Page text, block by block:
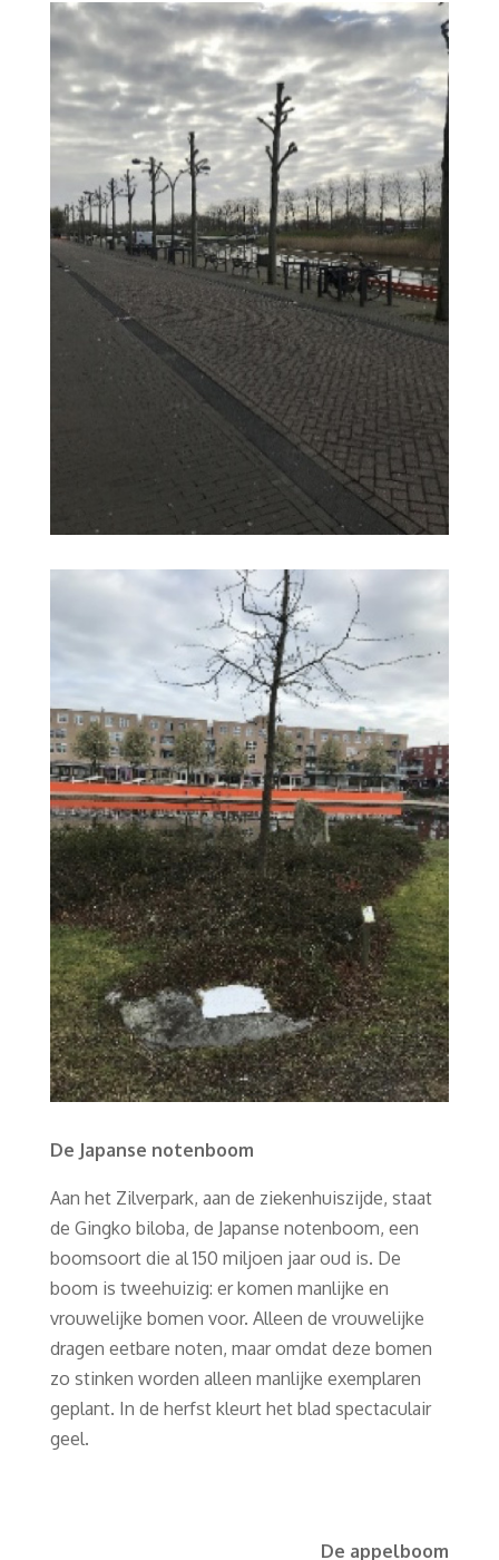
De Japanse notenboom
Aan het Zilverpark, aan de ziekenhuiszijde, staat
de Gingko biloba, de Japanse notenboom, een
boomsoort die al 150 miljoen jaar oud is. De
boom is tweehuizig: er komen manlijke en
vrouwelijke bomen voor. Alleen de vrouwelijke
dragen eetbare noten, maar omdat deze bomen
zo stinken worden alleen manlijke exemplaren
geplant. In de herfst kleurt het blad spectaculair
geel.
De appelboom